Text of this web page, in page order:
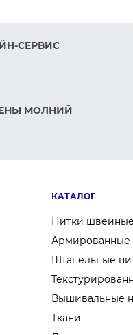
СЕРВИС
МОЛНИЙ
КАТАЛОГ
Нитки швейные
Армированные
Штапельные
Вышивальные
Ткани